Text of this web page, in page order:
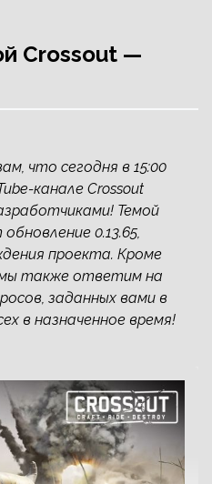
Crossout —
что сегодня в 15:00
канале Crossout
Темой
0.13.65,
проекта. Кроме
мы также ответим на
заданных вами в
в назначенное время!